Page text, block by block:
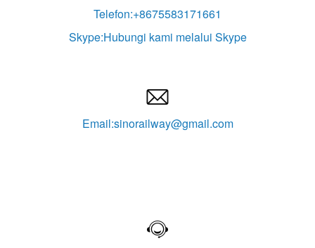
Telefon:+8675583171661
Skype:Hubungi kami melalui Skype

Email:sinorailway@gmail.com
